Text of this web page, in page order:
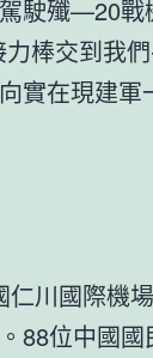
駛殲—20戰
棒交到我們
實在現建軍
川國際機場
88位中國國